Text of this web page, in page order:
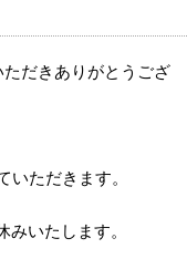
だきありがとうござ
ただきます。
いたします。